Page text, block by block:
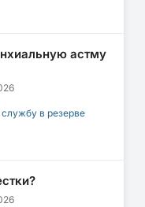
астму
в резерве